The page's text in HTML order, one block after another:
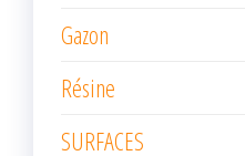
Gazon
Résine
SURFACES